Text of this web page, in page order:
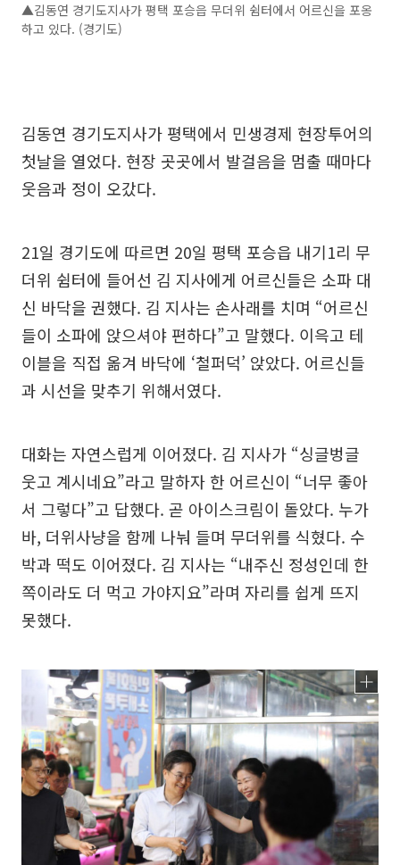
▲김동연 경기도지사가 평택 포승읍 무더위 쉼터에서 어르신을 포옹
하고 있다. (경기도)
김동연 경기도지사가 평택에서 민생경제 현장투어의
첫날을 열었다. 현장 곳곳에서 발걸음을 멈출 때마다
웃음과 정이 오갔다.
21일 경기도에 따르면 20일 평택 포승읍 내기1리 무
더위 쉼터에 들어선 김 지사에게 어르신들은 소파 대
신 바닥을 권했다. 김 지사는 손사래를 치며 “어르신
들이 소파에 앉으셔야 편하다”고 말했다. 이윽고 테
이블을 직접 옮겨 바닥에 ‘철퍼덕’ 앉았다. 어르신들
과 시선을 맞추기 위해서였다.
대화는 자연스럽게 이어졌다. 김 지사가 “싱글벙글
웃고 계시네요”라고 말하자 한 어르신이 “너무 좋아
서 그렇다”고 답했다. 곧 아이스크림이 돌았다. 누가
바, 더위사냥을 함께 나눠 들며 무더위를 식혔다. 수
박과 떡도 이어졌다. 김 지사는 “내주신 정성인데 한
쪽이라도 더 먹고 가야지요”라며 자리를 쉽게 뜨지
못했다.